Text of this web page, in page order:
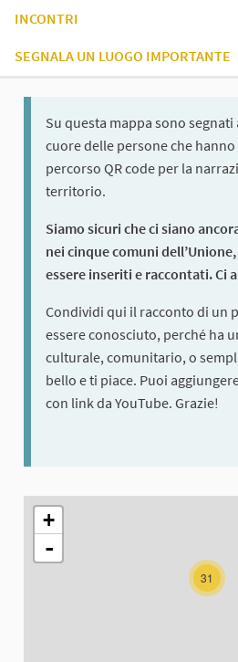
INCONTRI
SEGNALA UN LUOGO IMPORTANTE
Su questa mappa sono
cuore delle persone che
percorso QR code per la
territorio.
Siamo sicuri che ci siano
nei cinque comuni
essere inseriti e raccontati. Ci
Condividi qui il racconto di un
essere conosciuto, perché ha
culturale, comunitario, o
bello e ti piace. Puoi
con link da YouTube. Grazie!
L'elemento seguente è una
31
+
-